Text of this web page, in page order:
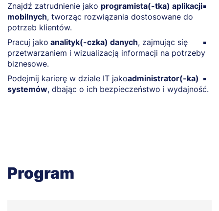
Znajdź zatrudnienie jako programista(-tka) aplikacji
mobilnych, tworząc rozwiązania dostosowane do
potrzeb klientów.
Pracuj jako analityk(-czka) danych, zajmując się
przetwarzaniem i wizualizacją informacji na potrzeby
biznesowe.
Podejmij karierę w dziale IT jakoadministrator(-ka)
systemów, dbając o ich bezpieczeństwo i wydajność.
Program